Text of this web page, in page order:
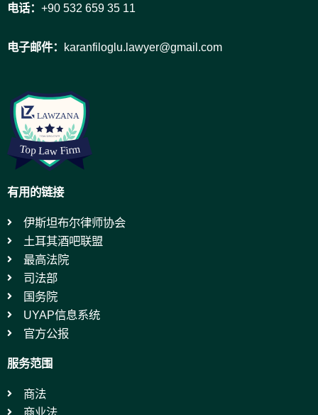
电话： +90 532 659 35 11
电子邮件： karanfiloglu.lawyer@gmail.com
有用的链接
伊斯坦布尔律师协会
土耳其酒吧联盟
最高法院
司法部
国务院
UYAP信息系统
官方公报
服务范围
商法
商业法